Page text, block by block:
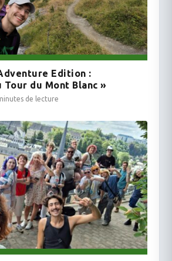
Edition :
Tour du Mont Blanc »
de lecture